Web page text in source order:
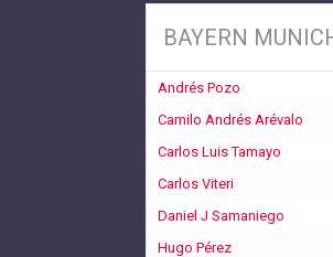
BAYERN
Andrés Pozo
Camilo Andrés Arévalo
Carlos Luis Tamayo
Carlos Viteri
Daniel J Samaniego
Hugo Pérez